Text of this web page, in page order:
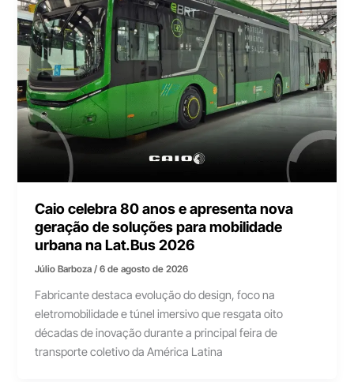
Caio celebra 80 anos e apresenta nova
geração de soluções para mobilidade
urbana na Lat.Bus 2026
Júlio Barboza/6 de agosto de 2026
Fabricante destaca evolução do design, foco na
eletromobilidade e túnel imersivo que resgata oito
décadas de inovação durante a principal feira de
transporte coletivo da América Latina